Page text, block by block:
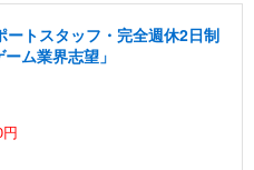
ートスタッフ・完全週休2日制
ム業界志望」